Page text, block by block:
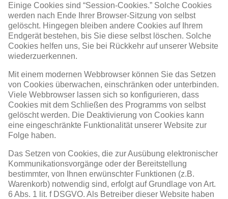
Einige Cookies sind “Session-Cookies.” Solche Cookies
werden nach Ende Ihrer Browser-Sitzung von selbst
gelöscht. Hingegen bleiben andere Cookies auf Ihrem
Endgerät bestehen, bis Sie diese selbst löschen. Solche
Cookies helfen uns, Sie bei Rückkehr auf unserer Website
wiederzuerkennen.
Mit einem modernen Webbrowser können Sie das Setzen
von Cookies überwachen, einschränken oder unterbinden.
Viele Webbrowser lassen sich so konfigurieren, dass
Cookies mit dem Schließen des Programms von selbst
gelöscht werden. Die Deaktivierung von Cookies kann
eine eingeschränkte Funktionalität unserer Website zur
Folge haben.
Das Setzen von Cookies, die zur Ausübung elektronischer
Kommunikationsvorgänge oder der Bereitstellung
bestimmter, von Ihnen erwünschter Funktionen (z.B.
Warenkorb) notwendig sind, erfolgt auf Grundlage von Art.
6 Abs. 1 lit. f DSGVO. Als Betreiber dieser Website haben